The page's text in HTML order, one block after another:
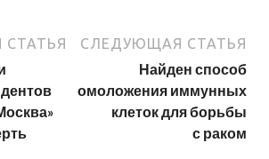
СЛЕДУЮЩАЯ СТАТЬЯ
Найден способ
омоложения иммунных
клеток для борьбы
с раком